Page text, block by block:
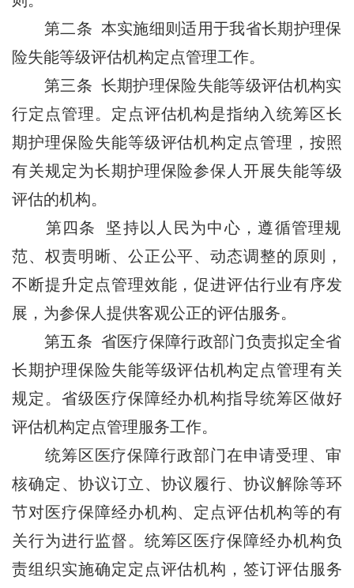
第二条 本实施细则适用于我省长期护理保
险失能等级评估机构定点管理工作。
第三条 长期护理保险失能等级评估机构实
行定点管理。定点评估机构是指纳入统筹区长
期护理保险失能等级评估机构定点管理，按照
有关规定为长期护理保险参保人开展失能等级
评估的机构。
第四条 坚持以人民为中心，遵循管理规
范、权责明晰、公正公平、动态调整的原则，
不断提升定点管理效能，促进评估行业有序发
展，为参保人提供客观公正的评估服务。
第五条 省医疗保障行政部门负责拟定全省
长期护理保险失能等级评估机构定点管理有关
规定。省级医疗保障经办机构指导统筹区做好
评估机构定点管理服务工作。
统筹区医疗保障行政部门在申请受理、审
核确定、协议订立、协议履行、协议解除等环
节对医疗保障经办机构、定点评估机构等的有
关行为进行监督。统筹区医疗保障经办机构负
责组织实施确定定点评估机构，签订评估服务